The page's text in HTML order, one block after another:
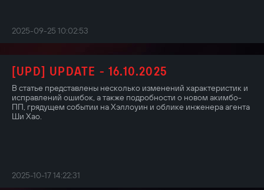
2025-09-25 10:02:53
[UPD] UPDATE - 16.10.2025
В статье представлены несколько изменений характеристик и
исправлений ошибок, а также подробности о новом акимбо-
ПП, грядущем событии на Хэллоуин и облике инженера агента
Ши Хао.
2025-10-17 14:22:31